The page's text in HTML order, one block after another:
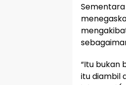
Sementara
“Itu bukan
itu diambil